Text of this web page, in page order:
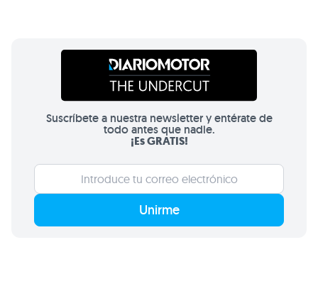
Suscríbete a nuestra newsletter y entérate de
todo antes que nadie.
¡Es GRATIS!
Unirme